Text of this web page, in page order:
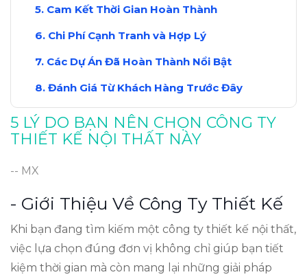
Cam Kết Thời Gian Hoàn Thành
Chi Phí Cạnh Tranh và Hợp Lý
Các Dự Án Đã Hoàn Thành Nổi Bật
Đánh Giá Từ Khách Hàng Trước Đây
Lợi Ích Dài Hạn Khi Hợp Tác
Kết Luận: Tại Sao Nên Chọn Chúng Tôi
5 LÝ DO BẠN NÊN CHỌN CÔNG TY
THIẾT KẾ NỘI THẤT NÀY
-- MX
- Giới Thiệu Về Công Ty Thiết Kế
Khi bạn đang tìm kiếm một công ty thiết kế nội thất,
việc lựa chọn đúng đơn vị không chỉ giúp bạn tiết
kiệm thời gian mà còn mang lại những giải pháp